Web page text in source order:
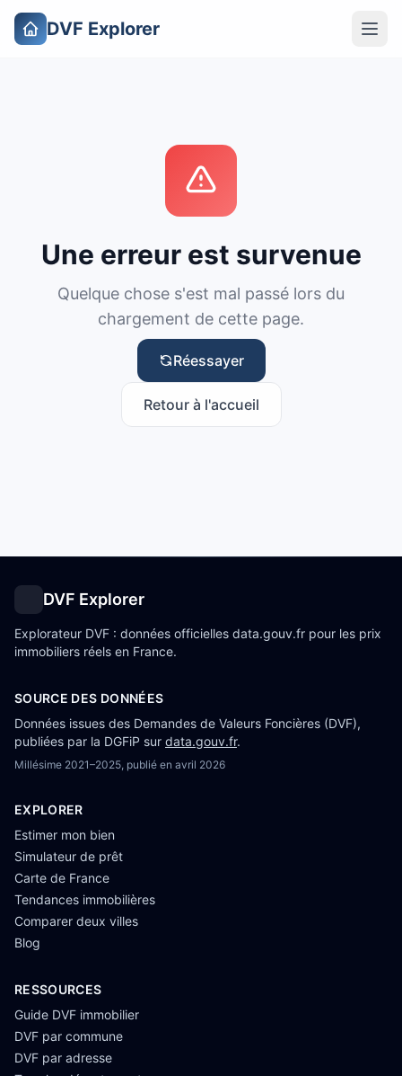
DVF Explorer
Une erreur est survenue
Quelque chose s'est mal passé lors du
chargement de cette page.
Réessayer
Retour à l'accueil
DVF Explorer
Explorateur DVF : données officielles data.gouv.fr pour les prix
immobiliers réels en France.
SOURCE DES DONNÉES
Données issues des Demandes de Valeurs Foncières (DVF),
publiées par la DGFiP sur data.gouv.fr.
Millésime 2021–2025, publié en avril 2026
EXPLORER
Estimer mon bien
Simulateur de prêt
Carte de France
Tendances immobilières
Comparer deux villes
Blog
RESSOURCES
Guide DVF immobilier
DVF par commune
DVF par adresse